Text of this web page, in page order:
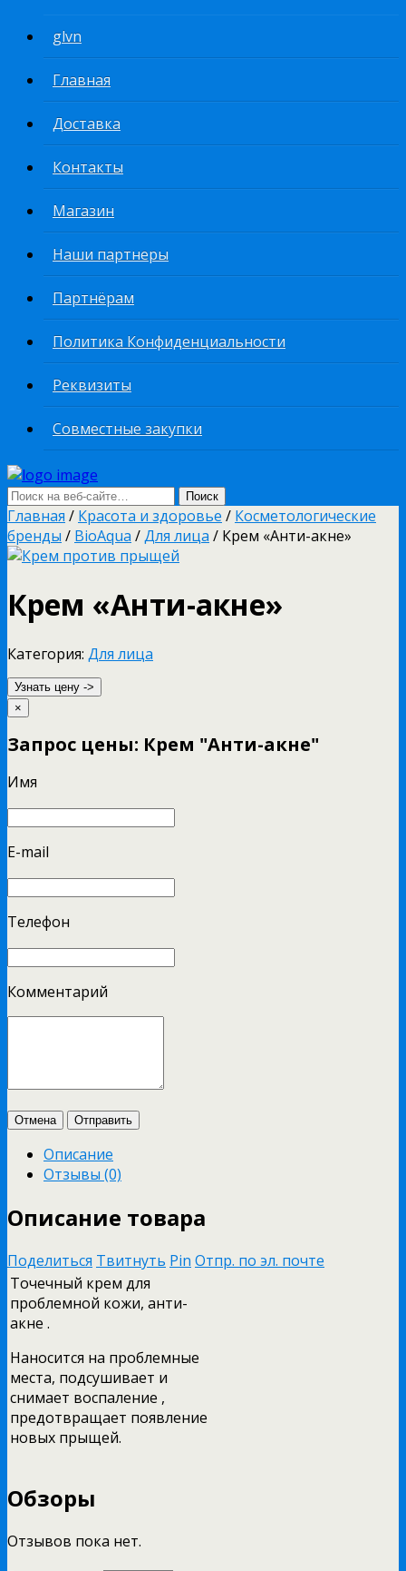
glvn
Главная
Доставка
Контакты
Магазин
Наши партнеры
Партнёрам
Политика Конфиденциальности
Реквизиты
Совместные закупки
Главная / Красота и здоровье / Косметологические
бренды / BioAqua /Для лица / Крем «Анти-акне»
Крем «Анти-акне»
Категория: Для лица
Узнать цену ->
×
Запрос цены: Крем "Анти-акне"
Имя
E-mail
Телефон
Комментарий
Отмена Отправить
Описание
Отзывы (0)
Описание товара
Поделиться Твитнуть Pin Отпр. по эл. почте
Точечный крем для
проблемной кожи, анти-
акне .
Наносится на проблемные
места, подсушивает и
снимает воспаление ,
предотвращает появление
новых прыщей.
Обзоры
Отзывов пока нет.